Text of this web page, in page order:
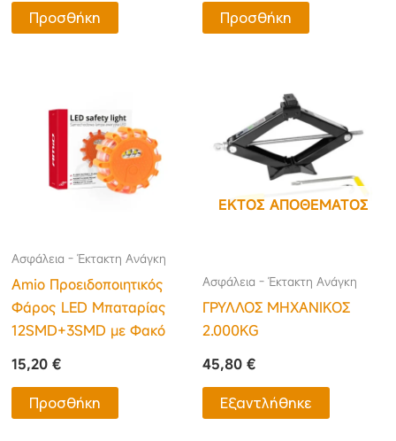
Προσθήκη Προσθήκη
Ασφάλεια - Έκτακτη Ανάγκη
Amio Προειδοποιητικός
Φάρος LED Μπαταρίας
12SMD+3SMD με Φακό
15,20€
Προσθήκη
ΕΚΤΌΣ ΑΠΟΘΈΜΑΤΟΣ
Ασφάλεια - Έκτακτη Ανάγκη
ΓΡΥΛΛΟΣ ΜΗΧΑΝΙΚΟΣ
2.000KG
45,80 €
Εξαντλήθηκε